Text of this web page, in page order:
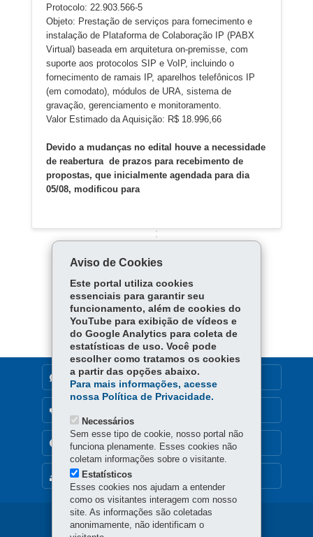
Protocolo: 22.903.566-5
Objeto: Prestação de serviços para fornecimento e
instalação de Plataforma de Colaboração IP (PABX
Virtual) baseada em arquitetura on-premisse, com
suporte aos protocolos SIP e VoIP, incluindo o
fornecimento de ramais IP, aparelhos telefônicos IP
(em comodato), módulos de URA, sistema de
gravação, gerenciamento e monitoramento.
Valor Estimado da Aquisição: R$ 18.996,66
Devido a mudanças no edital houve a necessidade
de reabertura de prazos para recebimento de
propostas, que inicialmente agendada para dia
05/08, modificou para
Carregar mais
MAPA DO SITE
DENUNCIE CORRUPÇÃO
TRANSPARÊNCIA INSTITUCIONAL
Navegação
Aviso de Cookies
Este portal utiliza cookies
essenciais para garantir seu
funcionamento, além de cookies do
YouTube para exibição de vídeos e
do Google Analytics para coleta de
estatísticas de uso. Você pode
escolher como tratamos os cookies
a partir das opções abaixo.
Para mais informações, acesse
nossa Política de Privacidade.
Necessários
Sem esse tipo de cookie, nosso portal não
funciona plenamente. Esses cookies não
coletam informações sobre o visitante.
Estatísticos
Esses cookies nos ajudam a entender
como os visitantes interagem com nosso
site. As informações são coletadas
anonimamente, não identificam o